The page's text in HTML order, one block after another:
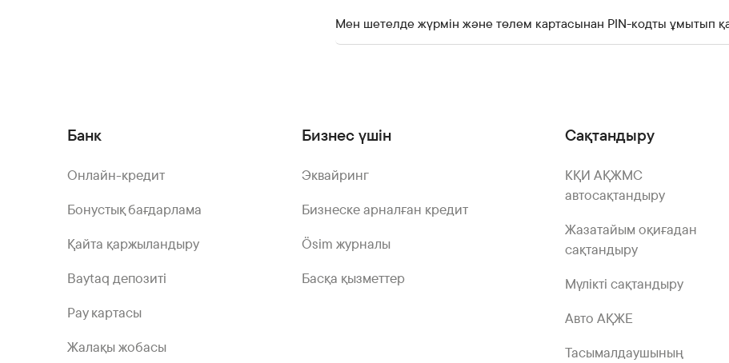
Мен шетелде жүрмін және төлем картасынан PIN-кодты ұмытып
Банк
Онлайн-кредит
Бонустық бағдарлама
Қайта қаржыландыру
Baytaq депозиті
Pay картасы
Жалақы жобасы
Бизнес үшін
Эквайринг
Бизнеске арналған кредит
Ösim журналы
Басқа қызметтер
Сақтандыру
КҚИ АҚЖМС
автосақтандыру
Жазатайым оқиғадан
сақтандыру
Мүлікті сақтандыру
Авто АҚЖЕ
Тасымалдаушының